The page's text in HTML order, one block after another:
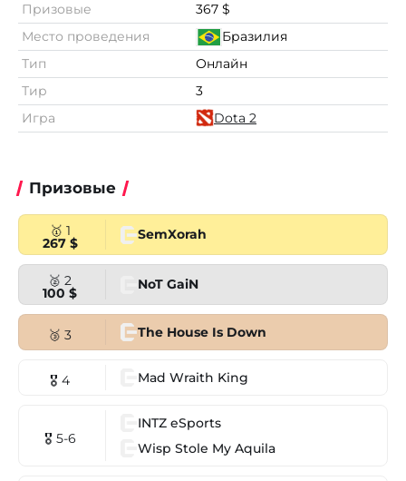
Призовые
367 $
Место проведения
Бразилия
Тип
Онлайн
Тир
3
Игра
Dota 2
Призовые
🥇 1
267 $
SemXorah
🥈 2
100 $
NoT GaiN
🥉 3 The House Is Down
🎖 4 Mad Wraith King
🎖 5-6
INTZ eSports
Wisp Stole My Aquila